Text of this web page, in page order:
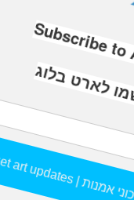
Share